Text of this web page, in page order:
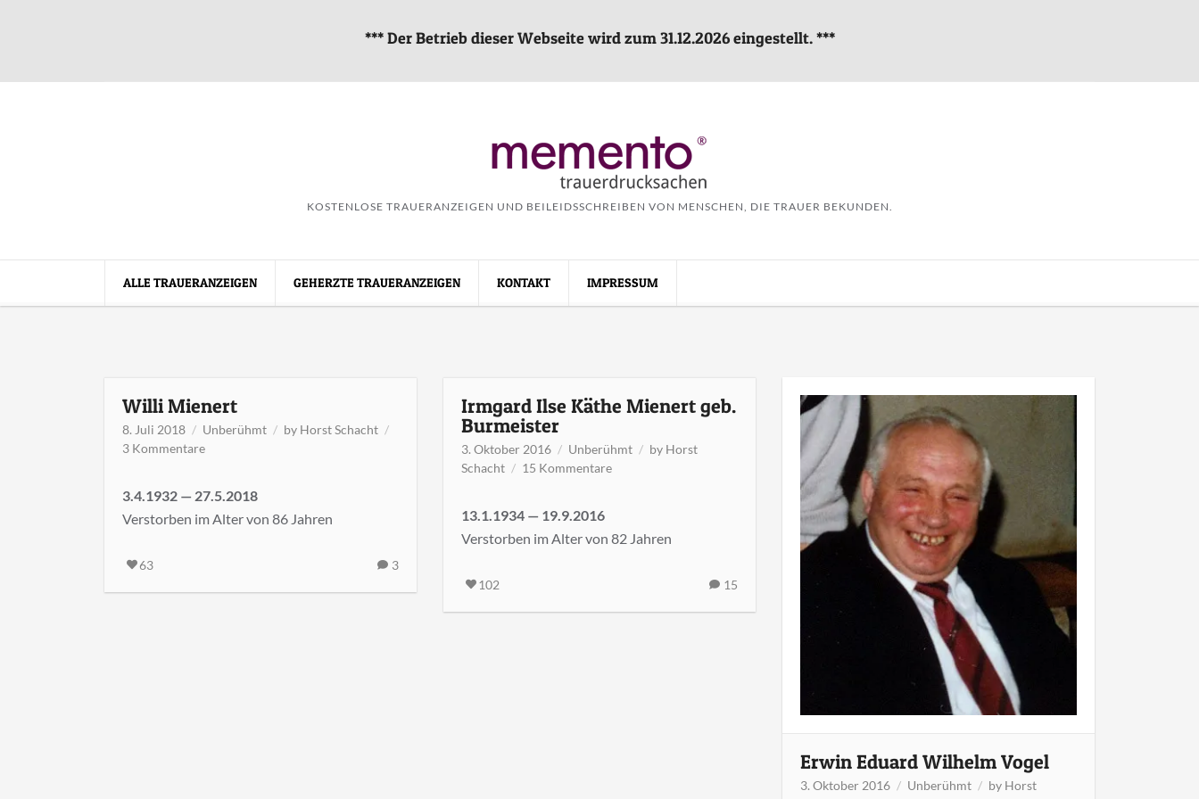
*** Der Betrieb dieser Webseite wird zum 31.12.2026 eingestellt. ***
KOSTENLOSE TRAUERANZEIGEN UND BEILEIDSSCHREIBEN VON MENSCHEN, DIE TRAUER BEKUNDEN.
ALLE TRAUERANZEIGEN GEHERZTE TRAUERANZEIGEN KONTAKT IMPRESSUM
Willi Mienert
8. Juli 2018 Unberühmt by Horst Schacht
3 Kommentarezu
3.4.1932 — 27.5.2018
Verstorben im Alter von 86 Jahren
63 3
Irmgard Ilse Käthe Mienert geb.
Burmeister
3. Oktober 2016 Unberühmt by Horst
Schacht
15 Kommentarezu
Mienert
13.1.1934 — 19.9.2016
Verstorben im Alter von 82 Jahren
102 15
Erwin Eduard Wilhelm Vogel
3. Oktober 2016 Unberühmt by Horst